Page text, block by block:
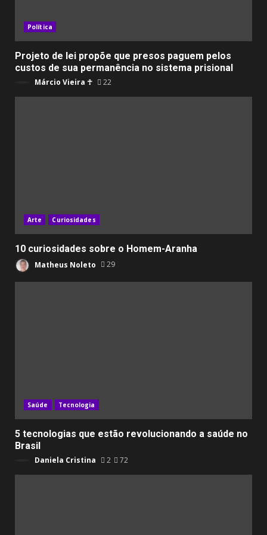
Política
Projeto de lei propõe que presos paguem pelos
custos de sua permanência no sistema prisional
Márcio Vieira ☥ 22
Arte Curiosidades
10 curiosidades sobre o Homem-Aranha
Matheus Noleto 29
Saúde Tecnologia
5 tecnologias que estão revolucionando a saúde no
Brasil
Daniela Cristina 2 72